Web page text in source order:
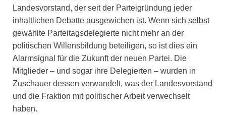
Landesvorstand, der seit der Parteigründung jeder
inhaltlichen Debatte ausgewichen ist. Wenn sich selbst
gewählte Parteitagsdelegierte nicht mehr an der
politischen Willensbildung beteiligen, so ist dies ein
Alarmsignal für die Zukunft der neuen Partei. Die
Mitglieder – und sogar ihre Delegierten – wurden in
Zuschauer dessen verwandelt, was der Landesvorstand
und die Fraktion mit politischer Arbeit verwechselt
haben.